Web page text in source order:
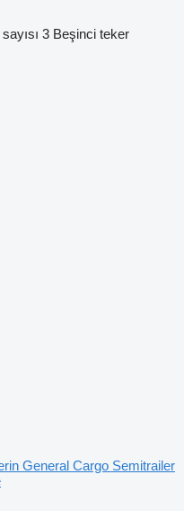
3 Beşinci teker
General Cargo Semitrailer